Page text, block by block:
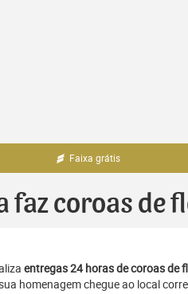
Faixa grátis
faz coroas de
entregas 24 horas de coroas de
homenagem chegue ao local